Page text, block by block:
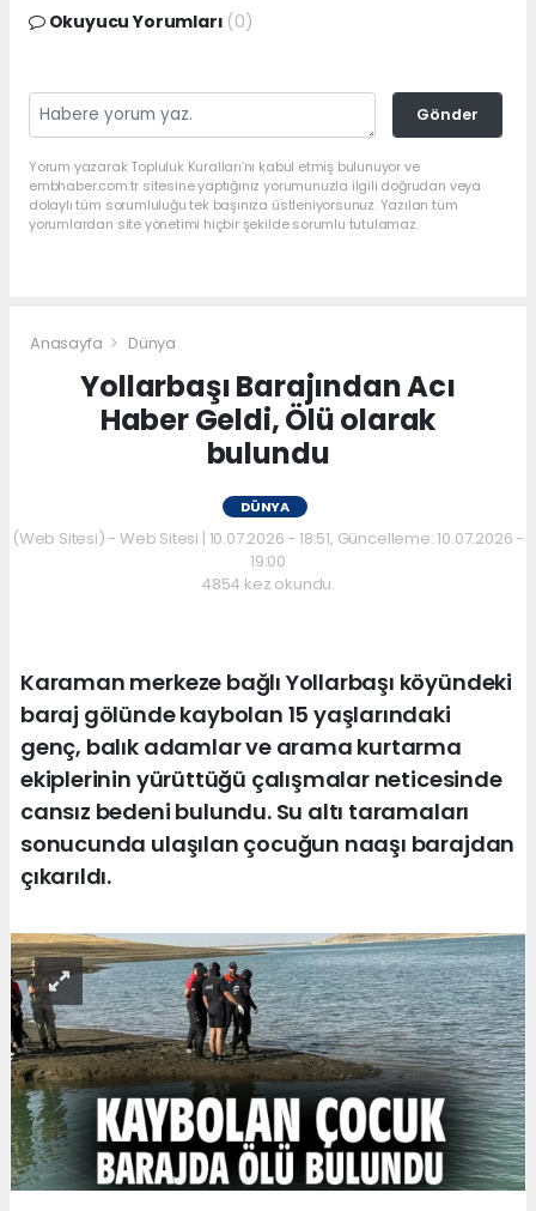
Okuyucu Yorumları (0)
Gönder
Yorum yazarak Topluluk Kuralları’nı kabul etmiş bulunuyor ve
embhaber.com.tr sitesine yaptığınız yorumunuzla ilgili doğrudan veya
dolaylı tüm sorumluluğu tek başınıza üstleniyorsunuz. Yazılan tüm
yorumlardan site yönetimi hiçbir şekilde sorumlu tutulamaz.
Anasayfa Dünya
Yollarbaşı Barajından Acı
Haber Geldi, Ölü olarak
bulundu
DÜNYA
(Web Sitesi) - Web Sitesi | 10.07.2026 - 18:51, Güncelleme: 10.07.2026 -
19:00
4854 kez okundu.
Karaman merkeze bağlı Yollarbaşı köyündeki
baraj gölünde kaybolan 15 yaşlarındaki
genç, balık adamlar ve arama kurtarma
ekiplerinin yürüttüğü çalışmalar neticesinde
cansız bedeni bulundu. Su altı taramaları
sonucunda ulaşılan çocuğun naaşı barajdan
çıkarıldı.